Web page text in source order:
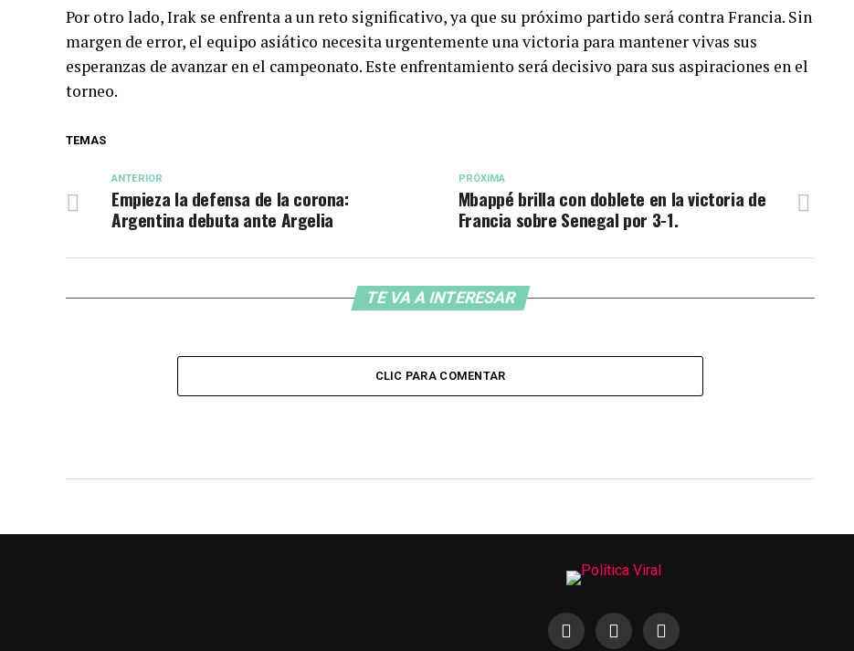
Por otro lado, Irak se enfrenta a un reto significativo, ya que su próximo partido será contra Francia. Sin
margen de error, el equipo asiático necesita urgentemente una victoria para mantener vivas sus
esperanzas de avanzar en el campeonato. Este enfrentamiento será decisivo para sus aspiraciones en el
torneo.
TEMAS
PRÓXIMA
Mbappé brilla con doblete en la victoria de
Francia sobre Senegal por 3-1.
ANTERIOR
Empieza la defensa de la corona:
Argentina debuta ante Argelia
TE VA A INTERESAR
CLIC PARA COMENTAR